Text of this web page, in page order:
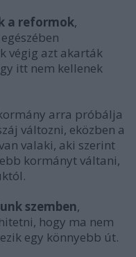
a reformok,
végig azt akarták
itt nem kellenek
arra próbálja
változni, eközben a
valaki, aki szerint
kormányt váltani,
szemben,
hogy ma nem
egy könnyebb út.